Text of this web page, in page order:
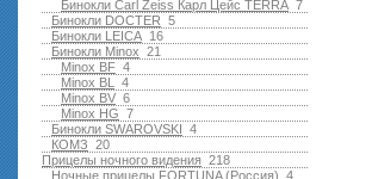
7
Бинокли Carl Zeiss Карл Цейс TERRA
5
Бинокли DOCTER
16
Бинокли LEICA
21
Бинокли Minox
4
Minox BF
4
Minox BL
6
Minox BV
7
Minox HG
4
Бинокли SWAROVSKI
20
КОМЗ
218
Прицелы ночного видения
4
Ночные прицелы FORTUNA (Россия)